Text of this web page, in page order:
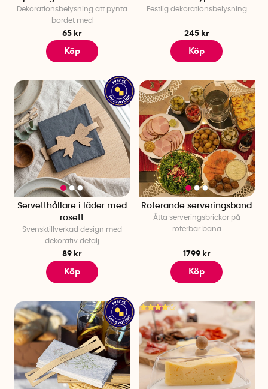
Dekorationsbelysning att pynta
bordet med
65 kr
Köp
Festlig dekorationsbelysning
245 kr
Köp
Servetthållare i läder med
rosett
Svensktillverkad design med
dekorativ detalj
89 kr
Köp
Roterande serveringsband
Åtta serveringsbrickor på
roterbar bana
1799 kr
Köp